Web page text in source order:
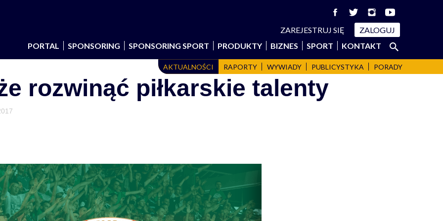
ZAREJESTRUJ SIĘ
ZALOGUJ
PORTAL
SPONSORING SPONSORING SPORT PRODUKTY BIZNES SPORT KONTAKT Szukaj:
SZUKAJ
AKTUALNOŚCI RAPORTY WYWIADY PUBLICYSTYKA PORADY
rozwinąć piłkarskie talenty